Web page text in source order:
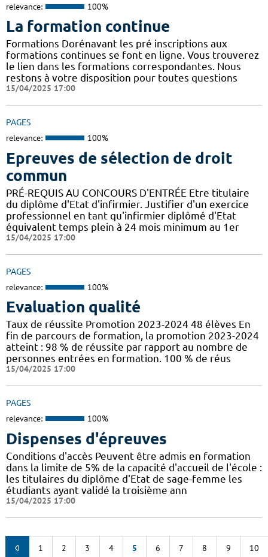
relevance: 100%
La formation continue
Formations Dorénavant les pré inscriptions aux
formations continues se font en ligne. Vous trouverez
le lien dans les formations correspondantes. Nous
restons à votre disposition pour toutes questions
15/04/2025 17:00
PAGES
relevance: 100%
Epreuves de sélection de droit
commun
PRÉ-REQUIS AU CONCOURS D'ENTRÉE Etre titulaire
du diplôme d'Etat d'infirmier. Justifier d'un exercice
professionnel en tant qu'infirmier diplômé d'Etat
équivalent temps plein à 24 mois minimum au 1er
15/04/2025 17:00
PAGES
relevance: 100%
Evaluation qualité
Taux de réussite Promotion 2023-2024 48 élèves En
fin de parcours de formation, la promotion 2023-2024
atteint : 98 % de réussite par rapport au nombre de
personnes entrées en formation. 100 % de réus
15/04/2025 17:00
PAGES
relevance: 100%
Dispenses d'épreuves
Conditions d'accès Peuvent être admis en formation
dans la limite de 5% de la capacité d'accueil de l'école :
les titulaires du diplôme d'Etat de sage-femme les
étudiants ayant validé la troisième ann
15/04/2025 17:00
1 2 3 4 5 6 7 8 9 10